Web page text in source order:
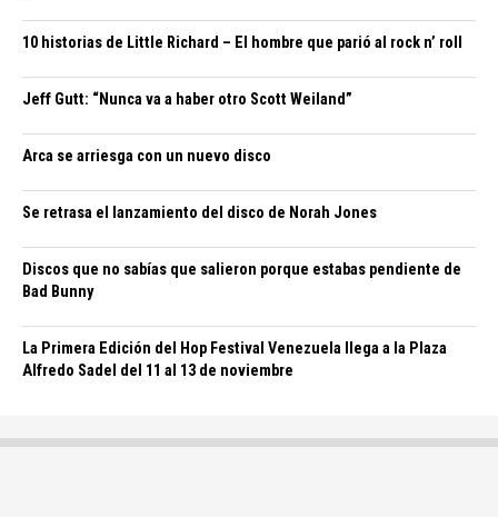
10 historias de Little Richard – El hombre que parió al rock n’ roll
Jeff Gutt: “Nunca va a haber otro Scott Weiland”
Arca se arriesga con un nuevo disco
Se retrasa el lanzamiento del disco de Norah Jones
Discos que no sabías que salieron porque estabas pendiente de
Bad Bunny
La Primera Edición del Hop Festival Venezuela llega a la Plaza
Alfredo Sadel del 11 al 13 de noviembre